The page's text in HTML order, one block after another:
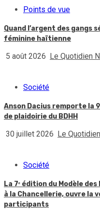
Points de vue
Quand l’argent des gangs
féminine haïtienne
5 août 2026 Le Quotidien
Société
Anson Dacius remporte la
de plaidoirie du BDHH
30 juillet 2026 Le
Société
La 7ᵉ édition du Modèle
à la Chancellerie, ouvre la
participants